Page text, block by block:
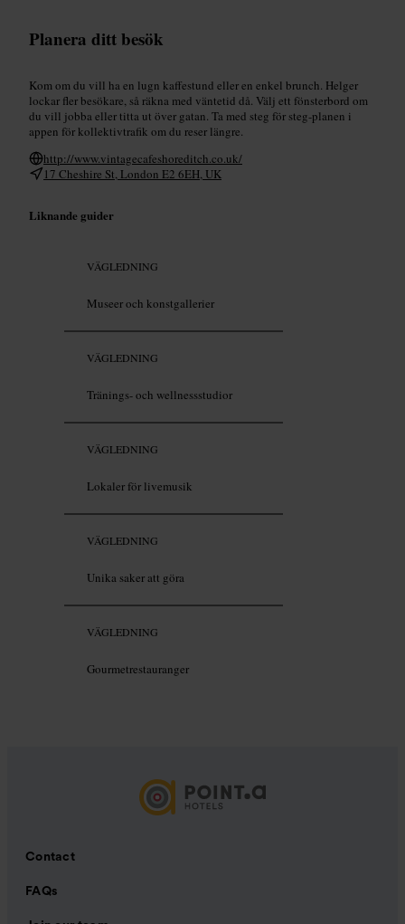
Planera ditt besök
Kom om du vill ha en lugn kaffestund eller en enkel brunch. Helger
lockar fler besökare, så räkna med väntetid då. Välj ett fönsterbord om
du vill jobba eller titta ut över gatan. Ta med steg för steg-planen i
appen för kollektivtrafik om du reser längre.
http://www.vintagecafeshoreditch.co.uk/
17 Cheshire St, London E2 6EH, UK
Liknande guider
VÄGLEDNING
Museer och konstgallerier
VÄGLEDNING
Tränings- och wellnessstudior
VÄGLEDNING
Lokaler för livemusik
VÄGLEDNING
Unika saker att göra
VÄGLEDNING
Gourmetrestauranger
Contact
FAQs